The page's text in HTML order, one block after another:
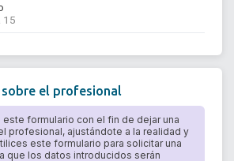
15
el profesional
este formulario con el fin de dejar una
profesional, ajustándote a la realidad y
este formulario para solicitar una
que los datos introducidos serán